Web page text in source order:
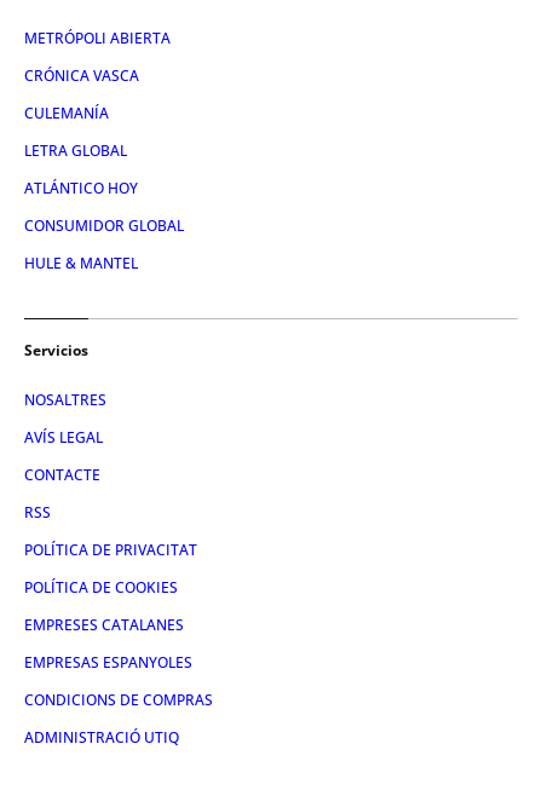
METRÓPOLI ABIERTA
CRÓNICA VASCA
CULEMANÍA
LETRA GLOBAL
ATLÁNTICO HOY
CONSUMIDOR GLOBAL
HULE & MANTEL
Servicios
NOSALTRES
AVÍS LEGAL
CONTACTE
RSS
POLÍTICA DE PRIVACITAT
POLÍTICA DE COOKIES
EMPRESES CATALANES
EMPRESAS ESPANYOLES
CONDICIONS DE COMPRAS
ADMINISTRACIÓ UTIQ